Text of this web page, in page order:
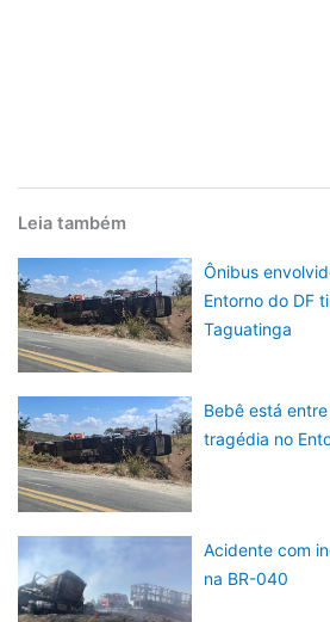
Leia também
Ônibus
Entorno do DF
Taguatinga
Bebê está
tragédia no
Acidente com
na BR-040